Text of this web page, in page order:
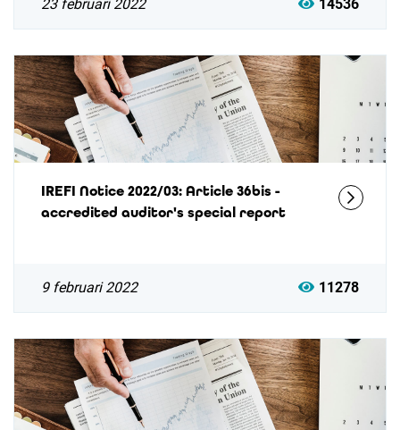
23 februari 2022 14536
IREFI Notice 2022/03: Article 36bis -
accredited auditor's special report
9 februari 2022 11278